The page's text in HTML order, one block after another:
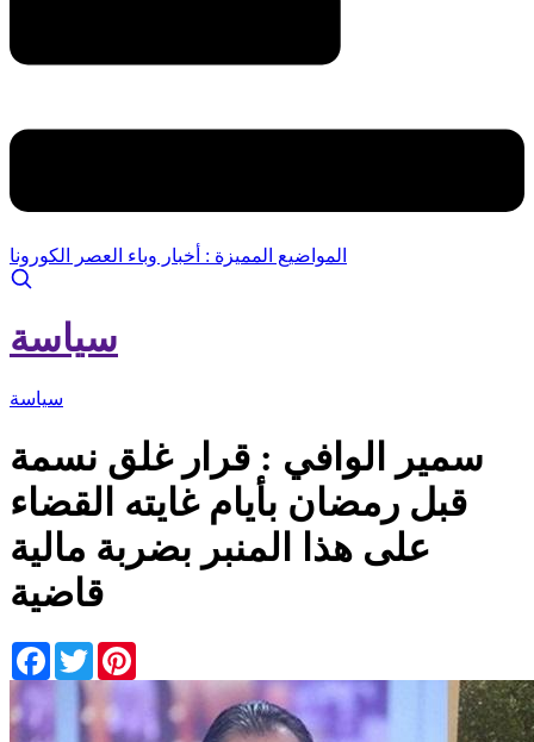
المواضيع المميزة : أخبار وباء العصر الكورونا
سياسة
سياسة
سمير الوافي : قرار غلق نسمة
قبل رمضان بأيام غايته القضاء
على هذا المنبر بضربة مالية
قاضية
Facebook
Twitter